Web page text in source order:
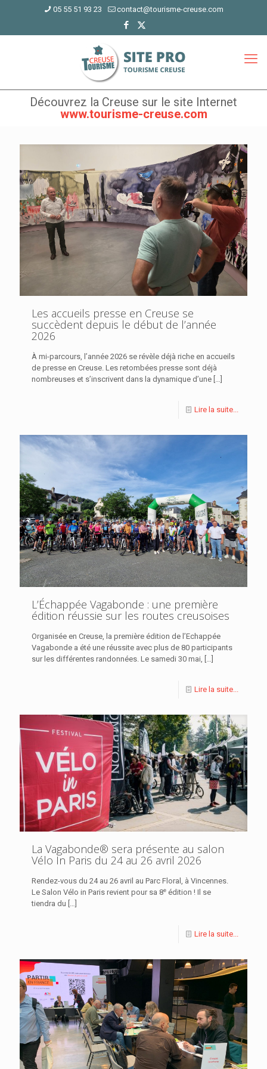
05 55 51 93 23 contact@tourisme-creuse.com
Découvrez la Creuse sur le site Internet
www.tourisme-creuse.com
Les accueils presse en Creuse se
succèdent depuis le début de l’année
2026
À mi-parcours, l’année 2026 se révèle déjà riche en accueils
de presse en Creuse. Les retombées presse sont déjà
nombreuses et s’inscrivent dans la dynamique d’une […]
Lire la suite...
L’Échappée Vagabonde : une première
édition réussie sur les routes creusoises
Organisée en Creuse, la première édition de l’Echappée
Vagabonde a été une réussite avec plus de 80 participants
sur les différentes randonnées. Le samedi 30 mai,
Lire la suite...
La Vagabonde® sera présente au salon
Vélo In Paris du 24 au 26 avril 2026
Rendez-vous du 24 au 26 avril au Parc Floral, à Vincennes.
Le Salon Vélo in Paris revient pour sa 8ᵉ édition ! Il se
tiendra du […]
Lire la suite...